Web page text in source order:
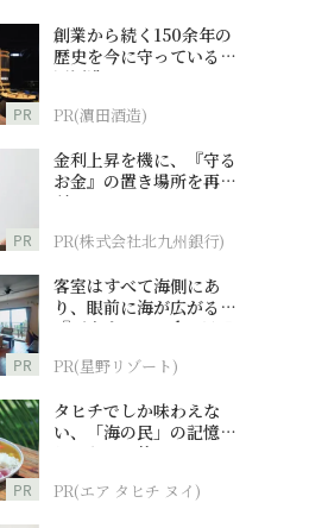
PR
創業から続く150余年の
歴史を今に守っている濵
田酒造
PR(濵田酒造)
PR
金利上昇を機に、『守る
お金』の置き場所を再検
討
PR(株式会社北九州銀行)
PR
客室はすべて海側にあ
り、眼前に海が広がる
『西表島ホテル by 星野
PR(星野リゾート)
PR
タヒチでしか味わえな
い、「海の民」の記憶へ
とつながる旅
PR(エア タヒチ ヌイ)